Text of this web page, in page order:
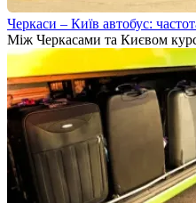
Черкаси – Київ автобус:
Між Черкасами та Києвом